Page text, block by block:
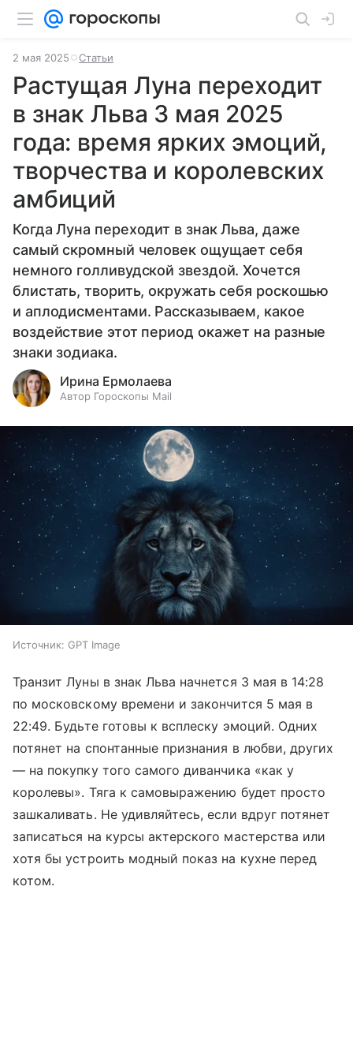
2 мая 2025 Статьи
Растущая Луна переходит
в знак Льва 3 мая 2025
года: время ярких эмоций,
творчества и королевских
амбиций
Когда Луна переходит в знак Льва, даже
самый скромный человек ощущает себя
немного голливудской звездой. Хочется
блистать, творить, окружать себя роскошью
и аплодисментами. Рассказываем, какое
воздействие этот период окажет на разные
знаки зодиака.
Ирина Ермолаева
Автор Гороскопы Mail
Источник: GPT Image
Транзит Луны в знак Льва начнется 3 мая в 14:28
по московскому времени и закончится 5 мая в
22:49. Будьте готовы к всплеску эмоций. Одних
потянет на спонтанные признания в любви, других
— на покупку того самого диванчика «как у
королевы». Тяга к самовыражению будет просто
зашкаливать. Не удивляйтесь, если вдруг потянет
записаться на курсы актерского мастерства или
хотя бы устроить модный показ на кухне перед
котом.